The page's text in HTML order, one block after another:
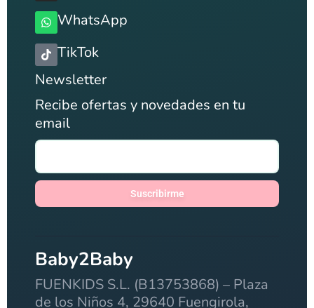
WhatsApp
TikTok
Newsletter
Recibe ofertas y novedades en tu
email
Suscribirme
Baby2Baby
FUENKIDS S.L. (B13753868) – Plaza
de los Niños 4, 29640 Fuengirola,